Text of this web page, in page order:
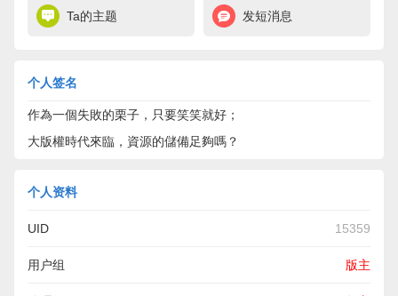
Ta的主题 发短消息
个人签名
作為一個失敗的栗子，只要笑笑就好；
大版權時代來臨，資源的儲備足夠嗎？
个人资料
UID 15359
用户组 版主